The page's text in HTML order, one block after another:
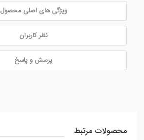
ویژگی های اصلی محصول
نظر کاربران
پرسش و پاسخ
محصولات مرتبط